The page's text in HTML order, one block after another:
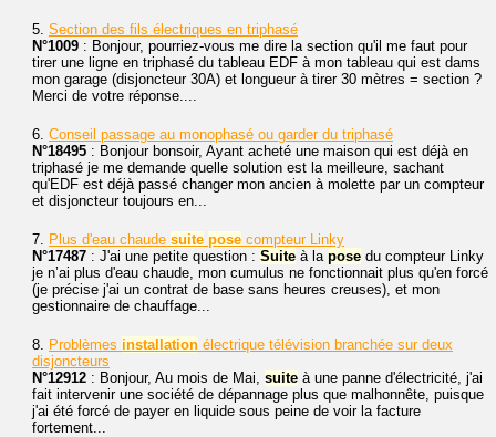
5. Section des fils électriques en triphasé
N°1009 : Bonjour, pourriez-vous me dire la section qu'il me faut pour
tirer une ligne en triphasé du tableau EDF à mon tableau qui est dams
mon garage (disjoncteur 30A) et longueur à tirer 30 mètres = section ?
Merci de votre réponse....
6. Conseil passage au monophasé ou garder du triphasé
N°18495 : Bonjour bonsoir, Ayant acheté une maison qui est déjà en
triphasé je me demande quelle solution est la meilleure, sachant
qu'EDF est déjà passé changer mon ancien à molette par un compteur
et disjoncteur toujours en...
7. Plus d'eau chaude suite pose compteur Linky
N°17487 : J'ai une petite question : Suite à la pose du compteur Linky
je n’ai plus d'eau chaude, mon cumulus ne fonctionnait plus qu'en forcé
(je précise j'ai un contrat de base sans heures creuses), et mon
gestionnaire de chauffage...
8. Problèmes installation électrique télévision branchée sur deux
disjoncteurs
N°12912 : Bonjour, Au mois de Mai, suite à une panne d'électricité, j'ai
fait intervenir une société de dépannage plus que malhonnête, puisque
j'ai été forcé de payer en liquide sous peine de voir la facture
fortement...